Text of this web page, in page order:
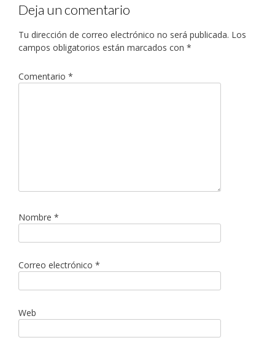
Deja un comentario
Tu dirección de correo electrónico no será publicada. Los
campos obligatorios están marcados con *
Comentario *
Nombre *
Correo electrónico *
Web